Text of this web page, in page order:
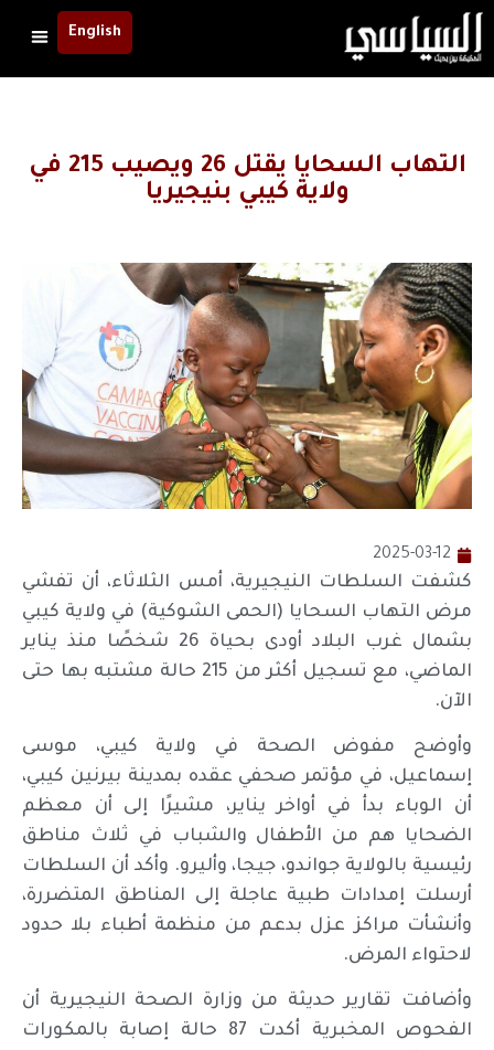
English
التهاب السحايا يقتل 26 ويصيب 215 في
ولاية كيبي بنيجيريا
2025-03-12
كشفت السلطات النيجيرية، أمس الثلاثاء، أن تفشي
مرض التهاب السحايا (الحمى الشوكية) في ولاية كيبي
بشمال غرب البلاد أودى بحياة 26 شخصًا منذ يناير
الماضي، مع تسجيل أكثر من 215 حالة مشتبه بها حتى
الآن.
وأوضح مفوض الصحة في ولاية كيبي، موسى
إسماعيل، في مؤتمر صحفي عقده بمدينة بيرنين كيبي،
أن الوباء بدأ في أواخر يناير، مشيرًا إلى أن معظم
الضحايا هم من الأطفال والشباب في ثلاث مناطق
رئيسية بالولاية جواندو، جيجا، وأليرو. وأكد أن السلطات
أرسلت إمدادات طبية عاجلة إلى المناطق المتضررة،
وأنشأت مراكز عزل بدعم من منظمة أطباء بلا حدود
لاحتواء المرض.
وأضافت تقارير حديثة من وزارة الصحة النيجيرية أن
الفحوص المخبرية أكدت 87 حالة إصابة بالمكورات